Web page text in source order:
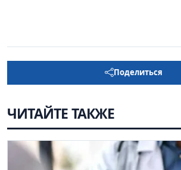
Поделиться
ЧИТАЙТЕ ТАКЖЕ